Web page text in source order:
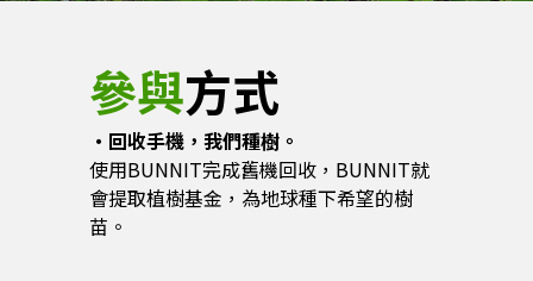
參與方式
・回收手機，我們種樹。
使用BUNNIT完成舊機回收，BUNNIT就
會提取植樹基金，為地球種下希望的樹
苗。